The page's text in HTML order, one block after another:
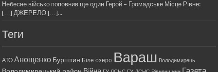
Небесне військо поповнив ще один Герой – Громадське Місце Рівне:
[…] ДЖЕРЕЛО […]...
Теги
АТО Анощенко Бурштин Біле озеро Вараш Володимирець